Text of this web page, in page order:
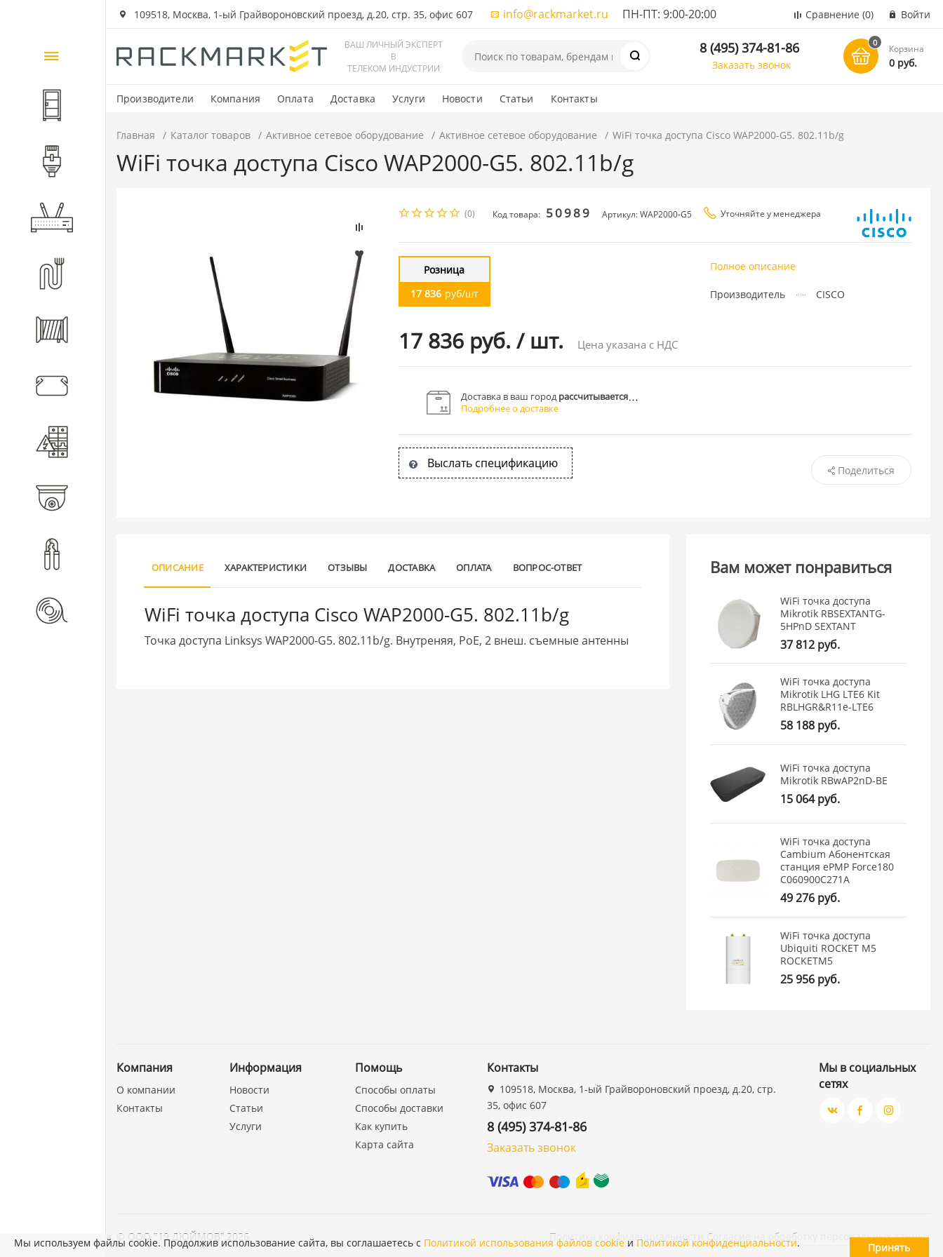
109518, Москва, 1-ый Грайвороновский проезд, д.20, стр. 35, офис 607 info@rackmarket.ru ПН-ПТ: 9:00-20:00 Сравнение (0) Войти
ВАШ ЛИЧНЫЙ ЭКСПЕРТ
В
ТЕЛЕКОМ ИНДУСТРИИ
8 (495) 374-81-86
Заказать звонок
0
Корзина
0 руб.
Производители Компания Оплата Доставка Услуги Новости Статьи Контакты
Каталог
товаров
Шкафы и стойки
Компоненты СКС
Расходные материалы
Главная Каталог товаров Активное сетевое оборудование Активное сетевое оборудование WiFi точка доступа Cisco WAP2000-G5. 802.11b/g
WiFi точка доступа Cisco WAP2000-G5. 802.11b/g
(0) Код товара: 50989 Артикул: WAP2000-G5 Уточняйте у менеджера
Розница
17 836 руб/шт
17 836 руб. / шт. Цена указана с НДС
Полное описание
Производитель CISCO
Доставка в ваш городрассчитывается
Подробнее о доставке
Выслать спецификацию Поделиться
ОПИСАНИЕ ХАРАКТЕРИСТИКИ ОТЗЫВЫ ДОСТАВКА ОПЛАТА ВОПРОС-ОТВЕТ
WiFi точка доступа Cisco WAP2000-G5. 802.11b/g
Точка доступа Linksys WAP2000-G5. 802.11b/g. Внутреняя, PoE, 2 внеш. съемные антенны
Вам может понравиться
WiFi точка доступа
Mikrotik RBSEXTANTG-
5HPnD SEXTANT
37 812 руб.
WiFi точка доступа
Mikrotik LHG LTE6 Kit
RBLHGR&R11e-LTE6
58 188 руб.
WiFi точка доступа
Mikrotik RBwAP2nD-BE
15 064 руб.
WiFi точка доступа
Cambium Абонентская
станция ePMP Force180
C060900C271A
49 276 руб.
WiFi точка доступа
Ubiquiti ROCKET M5
ROCKETM5
25 956 руб.
Компания
О компании
Контакты
Информация
Новости
Статьи
Услуги
Помощь
Способы оплаты
Способы доставки
Как купить
Карта сайта
Контакты
109518, Москва, 1-ый Грайвороновский проезд, д.20, стр.
35, офис 607
8 (495) 374-81-86
Заказать звонок
Мы в социальных
сетях
© ООО "19 ДЮЙМОВ" 2026 Политика конфиденциальности Согласие на обработку персональных данных
Мы используем файлы cookie. Продолжив использование сайта, вы соглашаетесь с Политикой использования файлов cookie и Политикой конфиденциальности. Принять